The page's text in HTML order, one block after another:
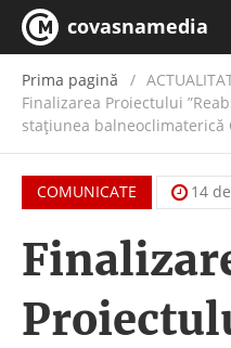
covasnamedia
Prima pagină
Finalizarea Proiectului
stațiunea balneoclimaterică
COMUNICATE 14